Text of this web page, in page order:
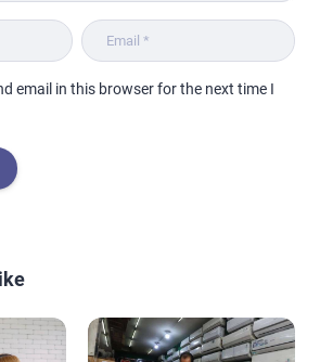
email in this browser for the next time I